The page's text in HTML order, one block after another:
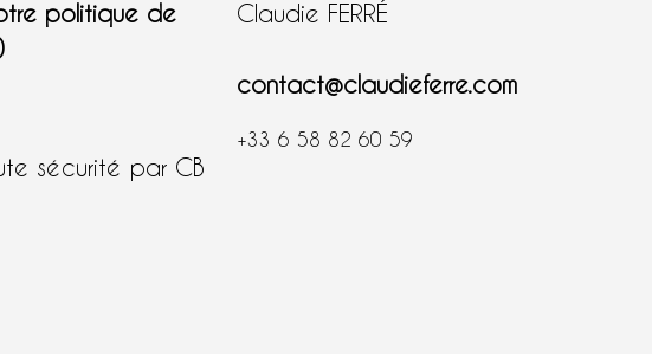
politique de
sécurité par CB
Claudie FERRÉ
contact@claudieferre.com
+33 6 58 82 60 59